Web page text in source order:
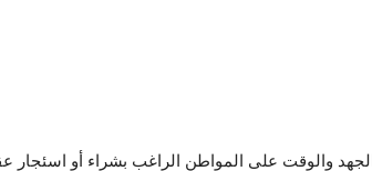
والوقت على المواطن الراغب بشراء أو اسئجار